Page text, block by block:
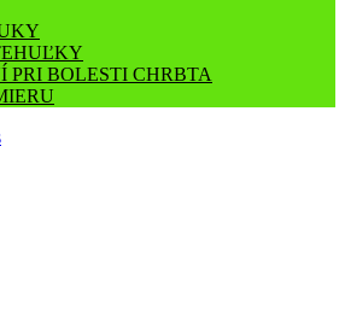
PRI BOLESTI CHRBTA